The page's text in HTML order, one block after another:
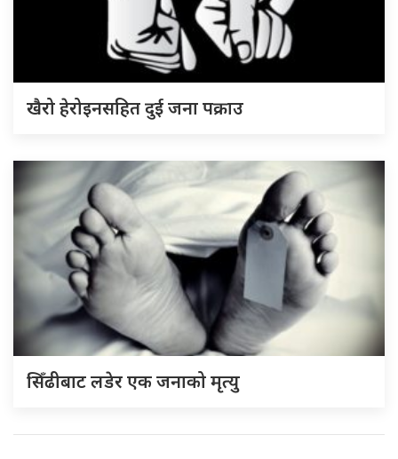
खैरो हेरोइनसहित दुई जना पक्राउ
सिँढीबाट लडेर एक जनाको मृत्यु